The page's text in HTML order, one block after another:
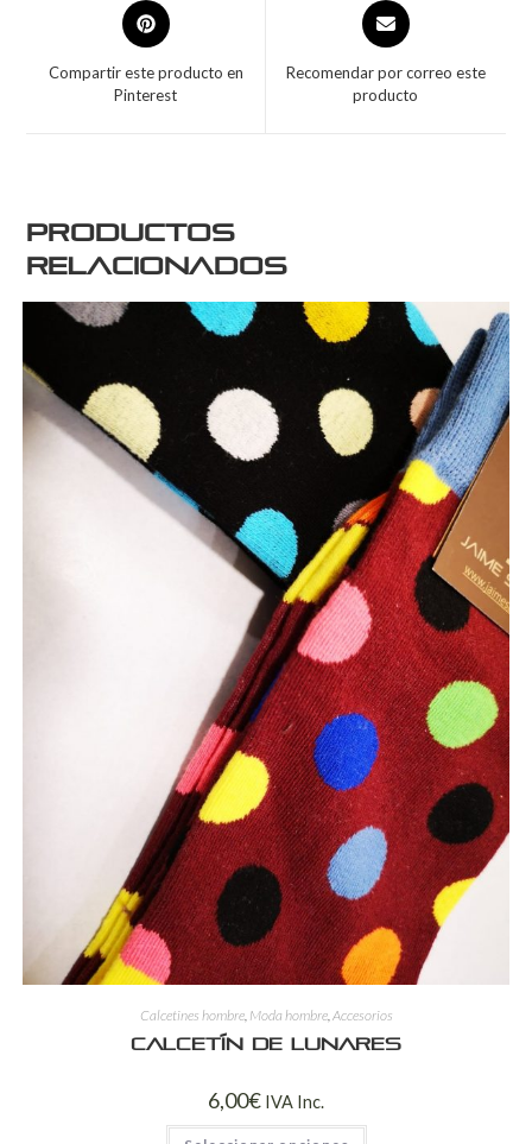
Compartir este producto en
Pinterest
Recomendar por correo este
producto
Productos
relacionados
Calcetines hombre, Moda hombre, Accesorios
Calcetín de lunares
6,00€ IVA Inc.